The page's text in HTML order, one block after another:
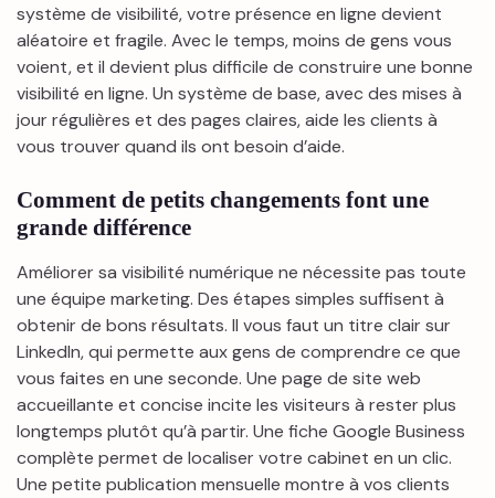
système de visibilité, votre présence en ligne devient
aléatoire et fragile. Avec le temps, moins de gens vous
voient, et il devient plus difficile de construire une bonne
visibilité en ligne. Un système de base, avec des mises à
jour régulières et des pages claires, aide les clients à
vous trouver quand ils ont besoin d’aide.
Comment de petits changements font une
grande différence
Améliorer sa visibilité numérique ne nécessite pas toute
une équipe marketing. Des étapes simples suffisent à
obtenir de bons résultats. Il vous faut un titre clair sur
LinkedIn, qui permette aux gens de comprendre ce que
vous faites en une seconde. Une page de site web
accueillante et concise incite les visiteurs à rester plus
longtemps plutôt qu’à partir. Une fiche Google Business
complète permet de localiser votre cabinet en un clic.
Une petite publication mensuelle montre à vos clients